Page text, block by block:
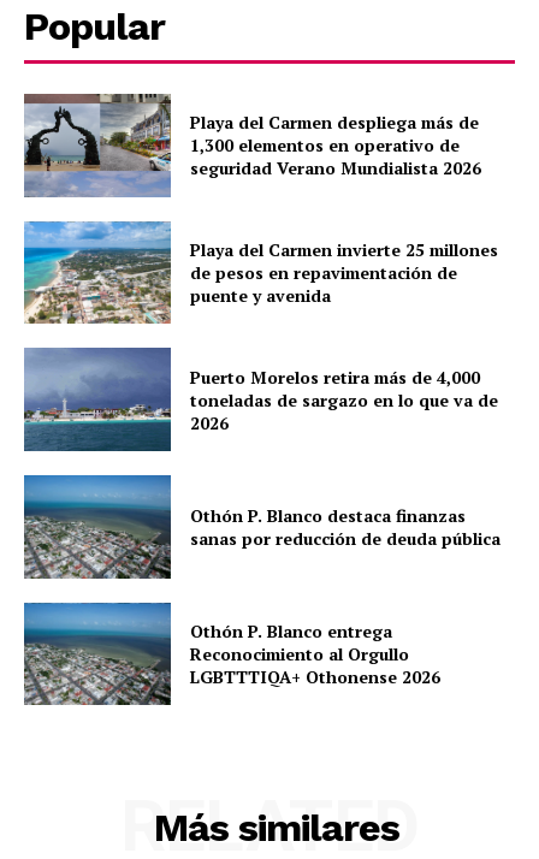
Popular
Playa del Carmen despliega más de
1,300 elementos en operativo de
seguridad Verano Mundialista 2026
Playa del Carmen invierte 25 millones
de pesos en repavimentación de
puente y avenida
Puerto Morelos retira más de 4,000
toneladas de sargazo en lo que va de
2026
Othón P. Blanco destaca finanzas
sanas por reducción de deuda pública
Othón P. Blanco entrega
Reconocimiento al Orgullo
LGBTTTIQA+ Othonense 2026
Más similares
RELATED